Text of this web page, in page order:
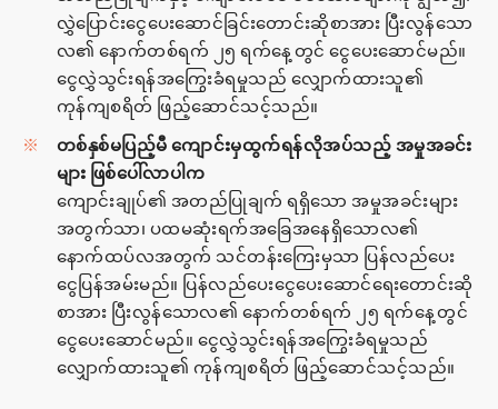
လွှဲပြောင်းငွေပေးဆောင်ခြင်းတောင်းဆိုစာအား ပြီးလွန်သော
လ၏ နောက်တစ်ရက် ၂၅ ရက်နေ့တွင် ငွေပေးဆောင်မည်။
ငွေလွှဲသွင်းရန်အကြွေးခံရမှုသည် လျှောက်ထားသူ၏
ကုန်ကျစရိတ် ဖြည့်ဆောင်သင့်သည်။
တစ်နှစ်မပြည့်မီ ကျောင်းမှထွက်ရန်လိုအပ်သည့် အမှုအခင်း
များ ဖြစ်ပေါ်လာပါက
ကျောင်းချုပ်၏ အတည်ပြုချက် ရရှိသော အမှုအခင်းများ
အတွက်သာ၊ ပထမဆုံးရက်အခြေအနေရှိသောလ၏
နောက်ထပ်လအတွက် သင်တန်းကြေးမှသာ ပြန်လည်ပေး
ငွေပြန်အမ်းမည်။ ပြန်လည်ပေးငွေပေးဆောင်ရေးတောင်းဆို
စာအား ပြီးလွန်သောလ၏ နောက်တစ်ရက် ၂၅ ရက်နေ့တွင်
ငွေပေးဆောင်မည်။ ငွေလွှဲသွင်းရန်အကြွေးခံရမှုသည်
လျှောက်ထားသူ၏ ကုန်ကျစရိတ် ဖြည့်ဆောင်သင့်သည်။